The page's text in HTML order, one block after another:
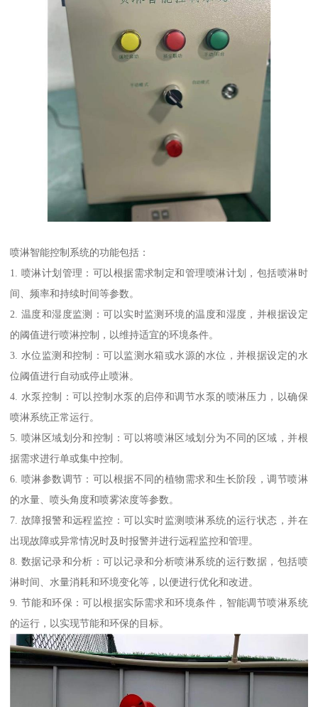
喷淋智能控制系统的功能包括：
1. 喷淋计划管理：可以根据需求制定和管理喷淋计划，包括喷淋时
间、频率和持续时间等参数。
2. 温度和湿度监测：可以实时监测环境的温度和湿度，并根据设定
的阈值进行喷淋控制，以维持适宜的环境条件。
3. 水位监测和控制：可以监测水箱或水源的水位，并根据设定的水
位阈值进行自动或停止喷淋。
4. 水泵控制：可以控制水泵的启停和调节水泵的喷淋压力，以确保
喷淋系统正常运行。
5. 喷淋区域划分和控制：可以将喷淋区域划分为不同的区域，并根
据需求进行单或集中控制。
6. 喷淋参数调节：可以根据不同的植物需求和生长阶段，调节喷淋
的水量、喷头角度和喷雾浓度等参数。
7. 故障报警和远程监控：可以实时监测喷淋系统的运行状态，并在
出现故障或异常情况时及时报警并进行远程监控和管理。
8. 数据记录和分析：可以记录和分析喷淋系统的运行数据，包括喷
淋时间、水量消耗和环境变化等，以便进行优化和改进。
9. 节能和环保：可以根据实际需求和环境条件，智能调节喷淋系统
的运行，以实现节能和环保的目标。